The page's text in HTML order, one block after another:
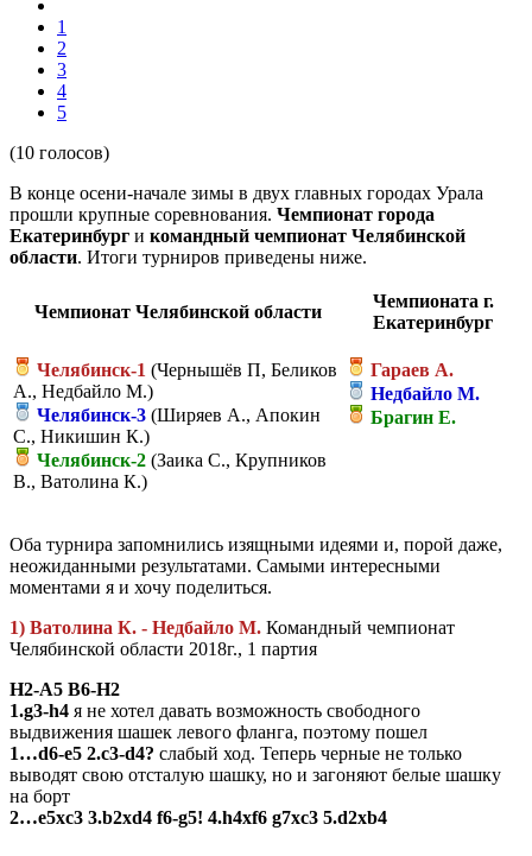
1
2
3
4
5
(10 голосов)
В конце осени-начале зимы в двух главных городах Урала
прошли крупные соревнования. Чемпионат города
Екатеринбург и командный чемпионат Челябинской
области. Итоги турниров приведены ниже.
Чемпионат Челябинской области
Чемпионата г.
Екатеринбург
Челябинск-1 (Чернышёв П, Беликов
А., Недбайло М.)
Челябинск-3 (Ширяев А., Апокин
С., Никишин К.)
Челябинск-2 (Заика С., Крупников
В., Ватолина К.)
Гараев А.
Недбайло М.
Брагин Е.
Оба турнира запомнились изящными идеями и, порой даже,
неожиданными результатами. Самыми интересными
моментами я и хочу поделиться.
1) Ватолина К. - Недбайло М. Командный чемпионат
Челябинской области 2018г., 1 партия
H2-A5 B6-H2
1.g3-h4 я не хотел давать возможность свободного
выдвижения шашек левого фланга, поэтому пошел
1…d6-e5 2.c3-d4? слабый ход. Теперь черные не только
выводят свою отсталую шашку, но и загоняют белые шашку
на борт
2…e5xc3 3.b2xd4 f6-g5! 4.h4xf6 g7xc3 5.d2xb4